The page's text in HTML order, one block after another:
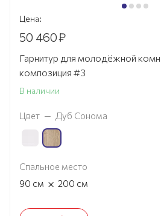
Цена:
50 460₽
Гарнитур для молодёжной
композиция #3
В наличии
Цвет — Дуб Сонома
Спальное место
90 см × 200 см